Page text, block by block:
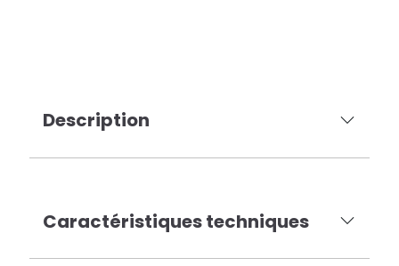
Description
Caractéristiques techniques